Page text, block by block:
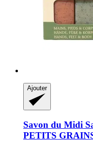
Ajouter
Savon du Midi
PETITS